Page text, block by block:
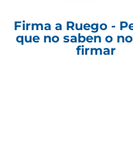
Firma a Ruego -
que no saben o
firmar